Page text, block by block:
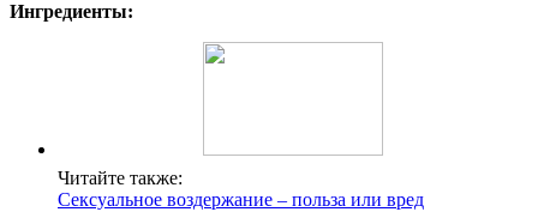
Ингредиенты:
Читайте также:
Сексуальное воздержание – польза или вред